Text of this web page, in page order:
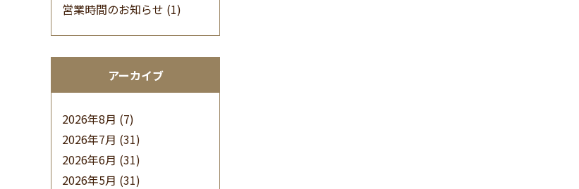
営業時間のお知らせ (1)
アーカイブ
2026年8月 (7)
2026年7月 (31)
2026年6月 (31)
2026年5月 (31)